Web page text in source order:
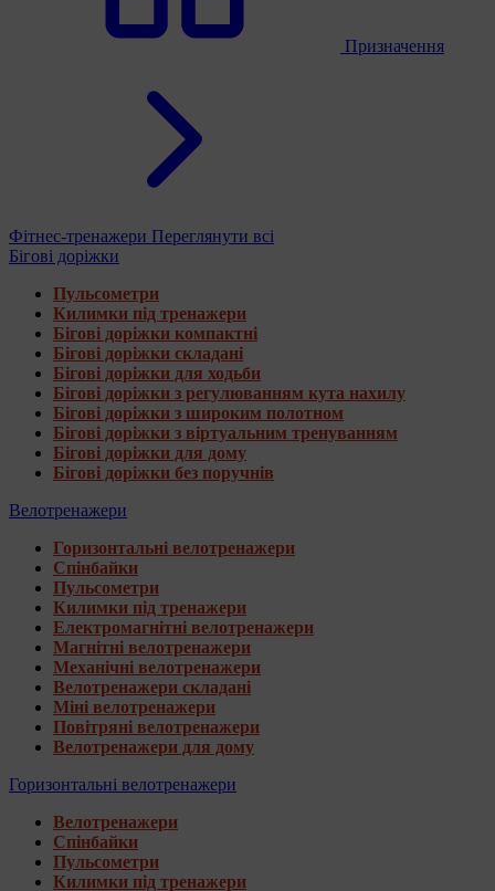
Призначення
Фітнес-тренажери Переглянути всі
Бігові доріжки
Пульсометри
Килимки під тренажери
Бігові доріжки компактні
Бігові доріжки складані
Бігові доріжки для ходьби
Бігові доріжки з регулюванням кута нахилу
Бігові доріжки з широким полотном
Бігові доріжки з віртуальним тренуванням
Бігові доріжки для дому
Бігові доріжки без поручнів
Велотренажери
Горизонтальні велотренажери
Спінбайки
Пульсометри
Килимки під тренажери
Електромагнітні велотренажери
Магнітні велотренажери
Механічні велотренажери
Велотренажери складані
Міні велотренажери
Повітряні велотренажери
Велотренажери для дому
Горизонтальні велотренажери
Велотренажери
Спінбайки
Пульсометри
Килимки під тренажери